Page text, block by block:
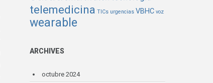
telemedicina TICs urgencias VBHC voz
wearable
ARCHIVES
octubre 2024